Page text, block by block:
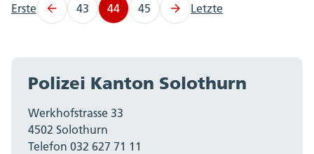
Erste 43 44 45 Letzte
Polizei Kanton Solothurn
Werkhofstrasse 33
4502 Solothurn
Telefon 032 627 71 11